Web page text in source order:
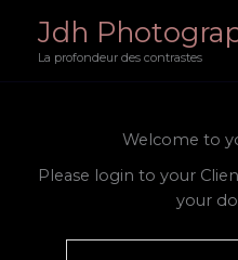
contenu
Jdh
La profondeur des contrastes
Welcome to
Please login to your
your